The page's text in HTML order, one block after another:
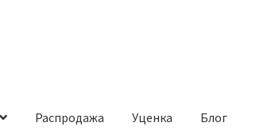
Распродажа Уценка Блог